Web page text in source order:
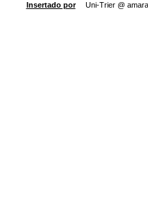
Insertado por
Uni-Trier @